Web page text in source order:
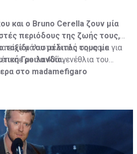
και ο Bruno Cerella ζουν μία
περιόδους της ζωής τους,
ταξίδι του μέλιτός τους με
Γροιλανδία.
είχε μάλιστα διπλή σημασία για
με τα 40ά γενέθλια του
στο madamefigaro